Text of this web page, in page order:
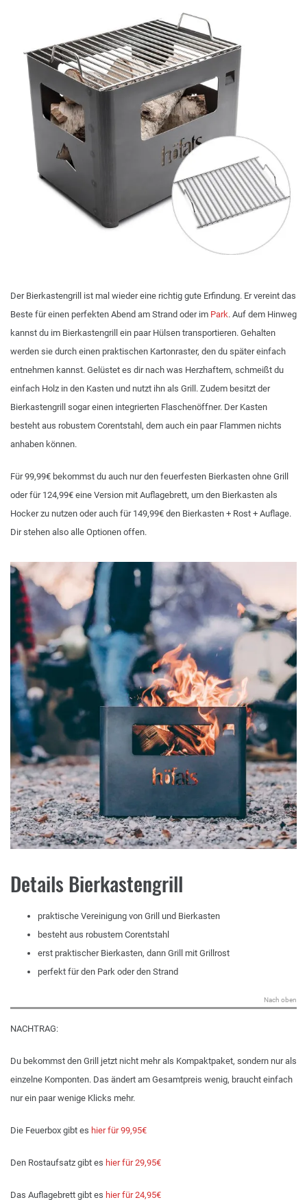
Der Bierkastengrill ist mal wieder eine richtig gute Erfindung. Er vereint das
Beste für einen perfekten Abend am Strand oder im Park. Auf dem Hinweg
kannst du im Bierkastengrill ein paar Hülsen transportieren. Gehalten
werden sie durch einen praktischen Kartonraster, den du später einfach
entnehmen kannst. Gelüstet es dir nach was Herzhaftem, schmeißt du
einfach Holz in den Kasten und nutzt ihn als Grill. Zudem besitzt der
Bierkastengrill sogar einen integrierten Flaschenöffner. Der Kasten
besteht aus robustem Corentstahl, dem auch ein paar Flammen nichts
anhaben können.
Für 99,99€ bekommst du auch nur den feuerfesten Bierkasten ohne Grill
oder für 124,99€ eine Version mit Auflagebrett, um den Bierkasten als
Hocker zu nutzen oder auch für 149,99€ den Bierkasten + Rost + Auflage.
Dir stehen also alle Optionen offen.
Details Bierkastengrill
praktische Vereinigung von Grill und Bierkasten
besteht aus robustem Corentstahl
erst praktischer Bierkasten, dann Grill mit Grillrost
perfekt für den Park oder den Strand
Nach oben
NACHTRAG:
Du bekommst den Grill jetzt nicht mehr als Kompaktpaket, sondern nur als
einzelne Komponten. Das ändert am Gesamtpreis wenig, braucht einfach
nur ein paar wenige Klicks mehr.
Die Feuerbox gibt es hier für 99,95€
Den Rostaufsatz gibt es hier für 29,95€
Das Auflagebrett gibt es hier für 24,95€